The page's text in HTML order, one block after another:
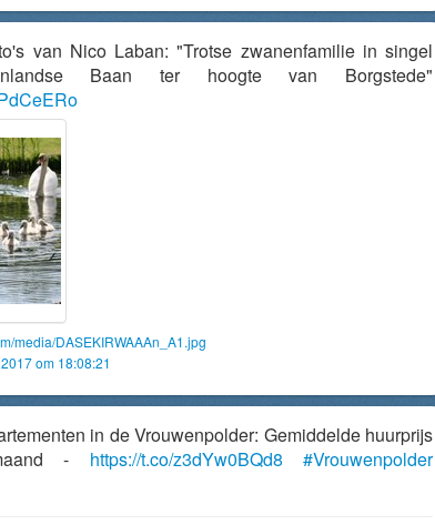
van Nico Laban: "Trotse zwanenfamilie in singel
Baan ter hoogte van Borgstede"
media/DASEKIRWAAAn_A1.jpg
om 18:08:21
in de Vrouwenpolder: Gemiddelde huurprijs
- https://t.co/z3dYw0BQd8
#Vrouwenpolder